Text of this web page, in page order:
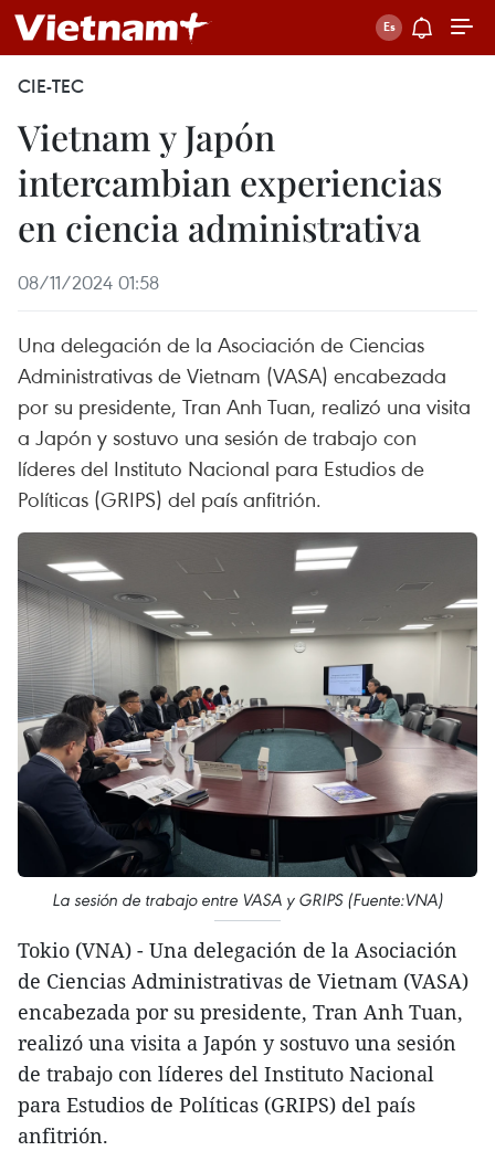
CIE-TEC
Vietnam y Japón
intercambian experiencias
en ciencia administrativa
08/11/2024 01:58
Una delegación de la Asociación de Ciencias
Administrativas de Vietnam (VASA) encabezada
por su presidente, Tran Anh Tuan, realizó una visita
a Japón y sostuvo una sesión de trabajo con
líderes del Instituto Nacional para Estudios de
Políticas (GRIPS) del país anfitrión.
La sesión de trabajo entre VASA y GRIPS (Fuente:VNA)
Tokio (VNA) - Una delegación de la Asociación
de Ciencias Administrativas de Vietnam (VASA)
encabezada por su presidente, Tran Anh Tuan,
realizó una visita a Japón y sostuvo una sesión
de trabajo con líderes del Instituto Nacional
para Estudios de Políticas (GRIPS) del país
anfitrión.